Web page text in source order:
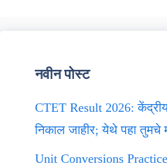
नवीन पोस्ट
CTET Result 2026: केंद्रीय
निकाल जाहीर; येथे पहा तुमचे
Unit Conversions